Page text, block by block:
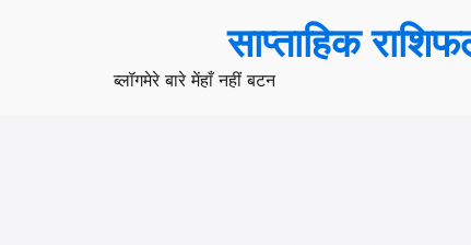
साप्ताहिक
ब्लॉगमेरे बारे मेंहाँ नहीं बटन